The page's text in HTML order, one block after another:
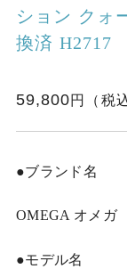
ション クォ
換済 H2717
59,800
●ブランド名
OMEGA オメガ
●モデル名